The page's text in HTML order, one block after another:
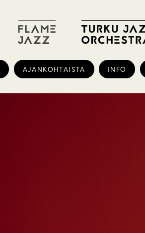
AJANKOHTAISTA INFO